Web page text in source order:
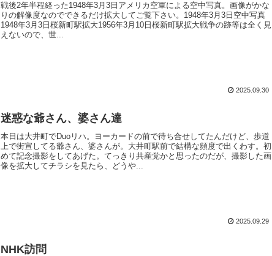
戦後2年半程経った1948年3月3日アメリカ空軍による空中写真。画像がかな
りの解像度なのでできるだけ拡大してご覧下さい。1948年3月3日空中写真
1948年3月3日桜新町駅拡大1956年3月10日桜新町駅拡大戦争の跡等は全く見
えないので、世...
2025.09.30
迷惑な爺さん、婆さん達
本日は大井町でDuoリハ。ヨーカードの前で待ち合せしてたんだけど、歩道
上で街宣してる爺さん、婆さんが。大井町駅前で結構な頻度で出くわす。初
めて記念撮影をしてあげた。てっきり共産党かと思ったのだが、撮影した画
像を拡大してチラシを見たら、どうや...
2025.09.29
NHK訪問